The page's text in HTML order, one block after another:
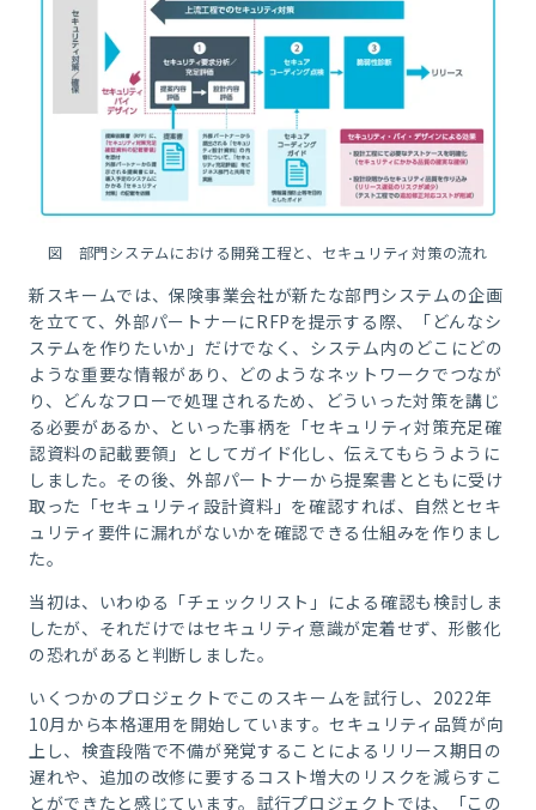
図 部門システムにおける開発工程と、セキュリティ対策の流れ
新スキームでは、保険事業会社が新たな部門システムの企画
を立てて、外部パートナーにRFPを提示する際、「どんなシ
ステムを作りたいか」だけでなく、システム内のどこにどの
ような重要な情報があり、どのようなネットワークでつなが
り、どんなフローで処理されるため、どういった対策を講じ
る必要があるか、といった事柄を「セキュリティ対策充足確
認資料の記載要領」としてガイド化し、伝えてもらうように
しました。その後、外部パートナーから提案書とともに受け
取った「セキュリティ設計資料」を確認すれば、自然とセキ
ュリティ要件に漏れがないかを確認できる仕組みを作りまし
た。
当初は、いわゆる「チェックリスト」による確認も検討しま
したが、それだけではセキュリティ意識が定着せず、形骸化
の恐れがあると判断しました。
いくつかのプロジェクトでこのスキームを試行し、2022年
10月から本格運用を開始しています。セキュリティ品質が向
上し、検査段階で不備が発覚することによるリリース期日の
遅れや、追加の改修に要するコスト増大のリスクを減らすこ
とができたと感じています。試行プロジェクトでは、「この